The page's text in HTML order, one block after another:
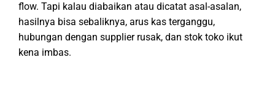
flow. Tapi kalau diabaikan atau dicatat asal-asalan,
hasilnya bisa sebaliknya, arus kas terganggu,
hubungan dengan supplier rusak, dan stok toko ikut
kena imbas.